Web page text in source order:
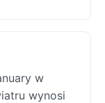
w
wynosi